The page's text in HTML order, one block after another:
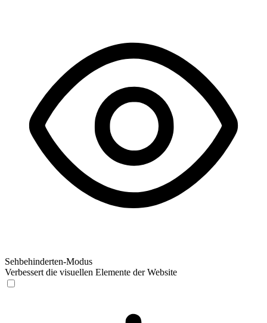
Sehbehinderten-Modus
Verbessert die visuellen Elemente der Website